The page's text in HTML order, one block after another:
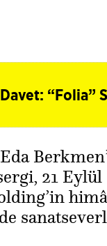
“Folia”
21